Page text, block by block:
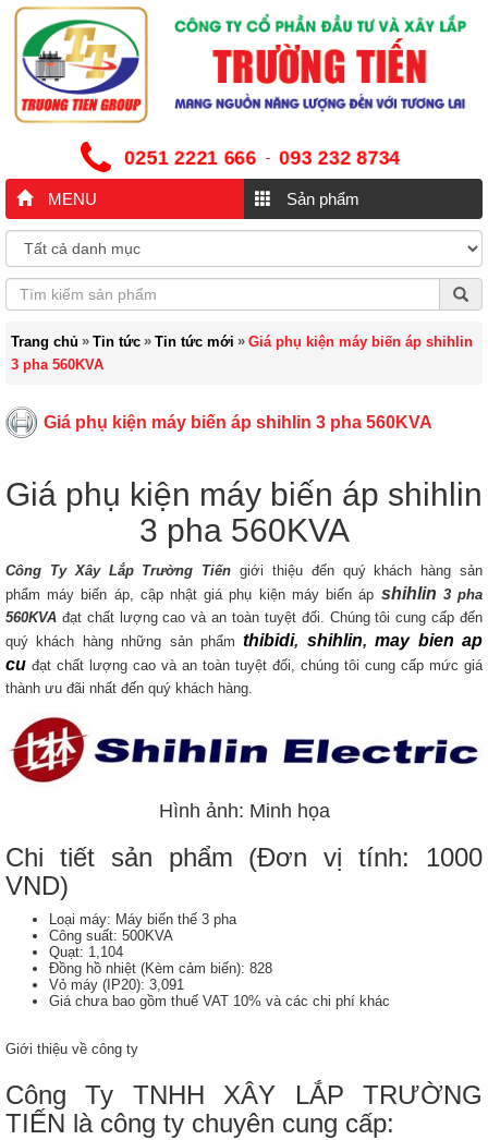
0251 2221 666 - 093 232 8734
MENU Sản phẩm
Trang chủ » Tin tức » Tin tức mới » Giá phụ kiện máy biến áp shihlin
3 pha 560KVA
Giá phụ kiện máy biến áp shihlin 3 pha 560KVA
Giá phụ kiện máy biến áp shihlin
3 pha 560KVA
Công Ty Xây Lắp Trường Tiến giới thiệu đến quý khách hàng sản
phẩm máy biến áp, cập nhật giá phụ kiện máy biến áp shihlin 3 pha
560KVA đạt chất lượng cao và an toàn tuyệt đối. Chúng tôi cung cấp đến
quý khách hàng những sản phẩmthibidi, shihlin,may bien ap
cu đạt chất lượng cao và an toàn tuyệt đối, chúng tôi cung cấp mức giá
thành ưu đãi nhất đến quý khách hàng.
Hình ảnh: Minh họa
Chi tiết sản phẩm (Đơn vị tính: 1000
VND)
Loại máy: Máy biến thế 3 pha
Công suất: 500KVA
Quạt: 1,104
Đồng hồ nhiệt (Kèm cảm biến): 828
Vỏ máy (IP20): 3,091
Giá chưa bao gồm thuế VAT 10% và các chi phí khác
Giới thiệu về công ty
Công Ty TNHH XÂY LẮP TRƯỜNG
TIẾN là công ty chuyên cung cấp: